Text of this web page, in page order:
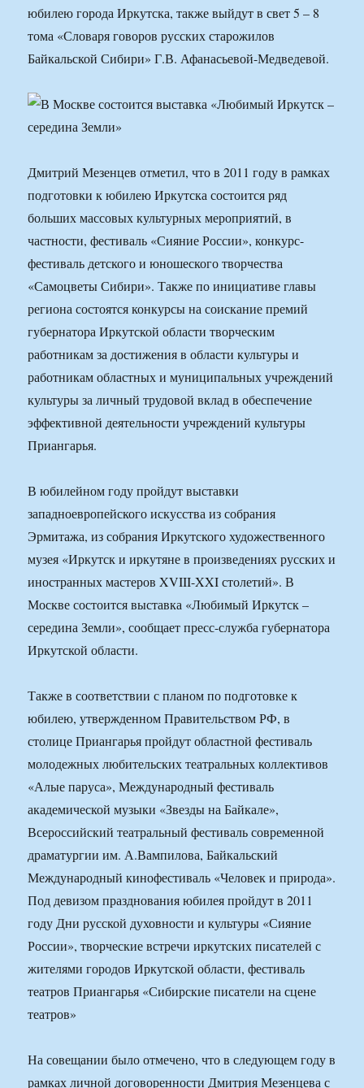
юбилею города Иркутска, также выйдут в свет 5 – 8
тома «Словаря говоров русских старожилов
Байкальской Сибири» Г.В. Афанасьевой-Медведевой.
Дмитрий Мезенцев отметил, что в 2011 году в рамках
подготовки к юбилею Иркутска состоится ряд
больших массовых культурных мероприятий, в
частности, фестиваль «Сияние России», конкурс-
фестиваль детского и юношеского творчества
«Самоцветы Сибири». Также по инициативе главы
региона состоятся конкурсы на соискание премий
губернатора Иркутской области творческим
работникам за достижения в области культуры и
работникам областных и муниципальных учреждений
культуры за личный трудовой вклад в обеспечение
эффективной деятельности учреждений культуры
Приангарья.
В юбилейном году пройдут выставки
западноевропейского искусства из собрания
Эрмитажа, из собрания Иркутского художественного
музея «Иркутск и иркутяне в произведениях русских и
иностранных мастеров XVIII-XXI столетий». В
Москве состоится выставка «Любимый Иркутск –
середина Земли», сообщает пресс-служба губернатора
Иркутской области.
Также в соответствии с планом по подготовке к
юбилею, утвержденном Правительством РФ, в
столице Приангарья пройдут областной фестиваль
молодежных любительских театральных коллективов
«Алые паруса», Международный фестиваль
академической музыки «Звезды на Байкале»,
Всероссийский театральный фестиваль современной
драматургии им. А.Вампилова, Байкальский
Международный кинофестиваль «Человек и природа».
Под девизом празднования юбилея пройдут в 2011
году Дни русской духовности и культуры «Сияние
России», творческие встречи иркутских писателей с
жителями городов Иркутской области, фестиваль
театров Приангарья «Сибирские писатели на сцене
театров»
На совещании было отмечено, что в следующем году в
рамках личной договоренности Дмитрия Мезенцева с